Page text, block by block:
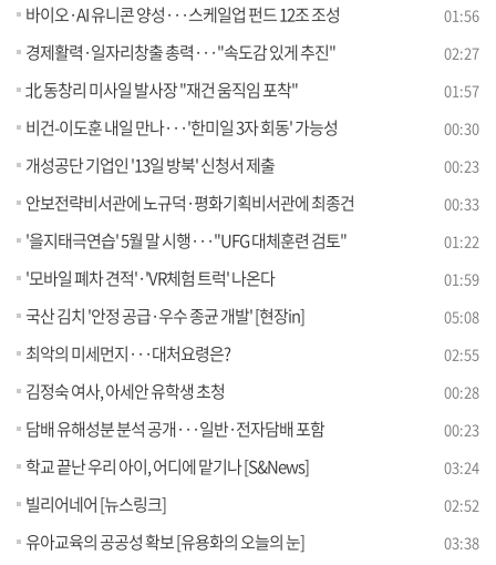
바이오·AI 유니콘 양성···스케일업 펀드 12조 조성 01:56
경제활력·일자리창출 총력···"속도감 있게 추진" 02:27
北 동창리 미사일 발사장 "재건 움직임 포착" 01:57
비건-이도훈 내일 만나···'한미일 3자 회동' 가능성 00:30
개성공단 기업인 '13일 방북' 신청서 제출 00:23
안보전략비서관에 노규덕·평화기획비서관에 최종건 00:33
'을지태극연습' 5월 말 시행···"UFG 대체훈련 검토" 01:22
'모바일 폐차 견적'·'VR체험 트럭' 나온다 01:59
국산 김치 '안정 공급·우수 종균 개발' [현장in] 05:08
최악의 미세먼지···대처요령은? 02:55
김정숙 여사, 아세안 유학생 초청 00:28
담배 유해성분 분석 공개···일반·전자담배 포함 00:23
학교 끝난 우리 아이, 어디에 맡기나 [S&News] 03:24
빌리어네어 [뉴스링크] 02:52
유아교육의 공공성 확보 [유용화의 오늘의 눈] 03:38